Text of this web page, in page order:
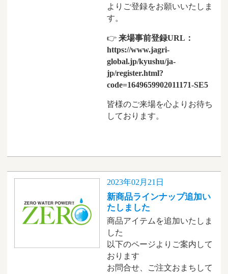
よりご登録をお願いいたしま
す。
👉 来場事前登録URL：
https://www.jagri-
global.jp/kyushu/ja-
jp/register.html?
code=1649659902011171-SE5
皆様のご来場を心よりお待ち
しております。
2023年02月21日
新商品ラインナップ追加い
たしました
商品アイテムを追加いたしま
した
以下のページよりご案内して
おります
お問合せ、ご注文おまちして